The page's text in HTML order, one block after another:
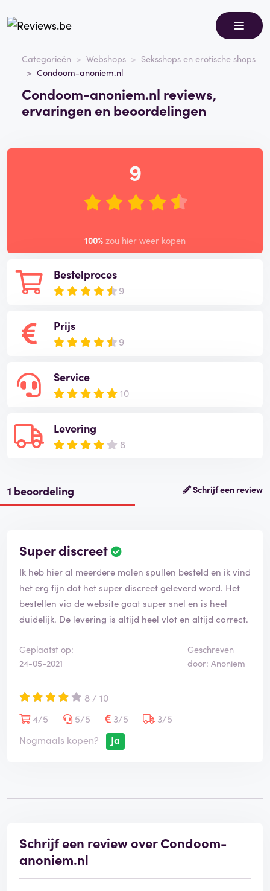
Categorieën Webshops
Seksshops en erotische shops
Condoom-anoniem.nl
Condoom-anoniem.nl reviews,
ervaringen en beoordelingen
Bestelproces
9
Prijs
9
Service
10
Levering
8
9
100% zou hier weer kopen
1 beoordeling Schrijf een review
Super discreet
B
o
o
r
d
e
g
e
v
e
i
r
d
Ik heb hier al meerdere malen spullen besteld en ik vind
het erg fijn dat het super discreet geleverd word. Het
bestellen via de website gaat super snel en is heel
duidelijk. De levering is altijd heel vlot en altijd correct.
Geplaatst op:
24-05-2021
Geschreven
door: Anoniem
8 / 10
4/5
5/5 3/5
3/5
Nogmaals kopen?
Ja
Schrijf een review over Condoom-
anoniem.nl